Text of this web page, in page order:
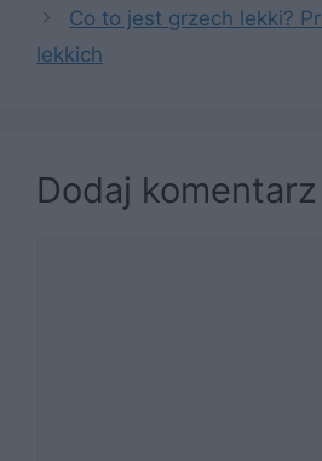
Co to jest grzech lekki?
lekkich
Dodaj komentarz